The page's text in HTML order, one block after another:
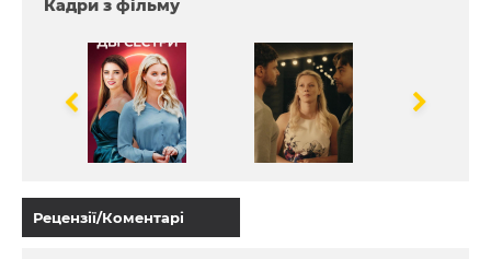
змінять їхні життя.
Кадри з фільму
Рецензії/Коментарі